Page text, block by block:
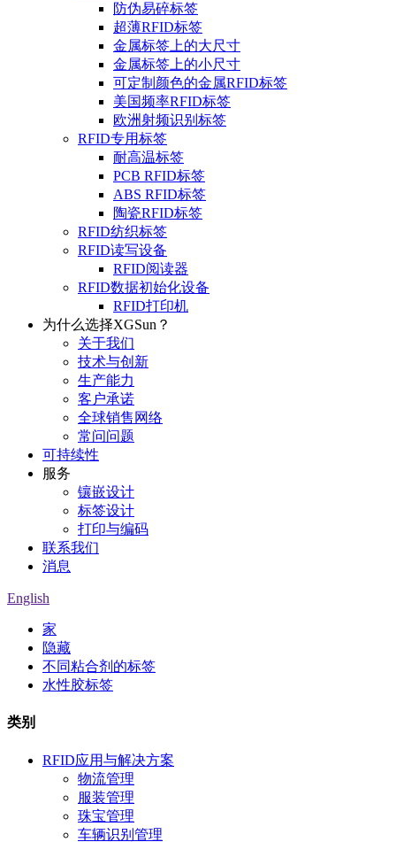
防伪易碎标签
超薄RFID标签
金属标签上的大尺寸
金属标签上的小尺寸
可定制颜色的金属RFID标签
美国频率RFID标签
欧洲射频识别标签
RFID专用标签
耐高温标签
PCB RFID标签
ABS RFID标签
陶瓷RFID标签
RFID纺织标签
RFID读写设备
RFID阅读器
RFID数据初始化设备
RFID打印机
为什么选择XGSun？
关于我们
技术与创新
生产能力
客户承诺
全球销售网络
常问问题
可持续性
服务
镶嵌设计
标签设计
打印与编码
联系我们
消息
English
家
隐藏
不同粘合剂的标签
水性胶标签
类别
RFID应用与解决方案
物流管理
服装管理
珠宝管理
车辆识别管理